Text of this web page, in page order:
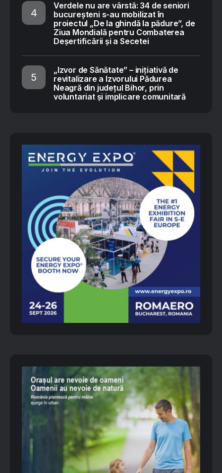
Verdele nu are vârstă: 34 de seniori
bucureșteni s-au mobilizat în
proiectul „De la ghindă la pădure”, de
Ziua Mondială pentru Combaterea
Deșertificării și a Secetei
„Izvor de Sănătate” – inițiativă de
revitalizare a Izvorului Pădurea
Neagră din județul Bihor, prin
voluntariat și implicare comunitară